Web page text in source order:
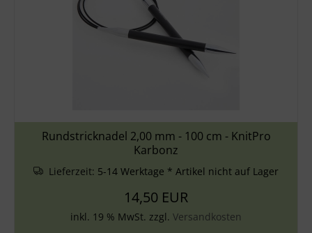
Rundstricknadel 2,00 mm - 100 cm - KnitPro
Karbonz
Lieferzeit: 5-14 Werktage * Artikel nicht auf Lager
14,50 EUR
inkl. 19 % MwSt. zzgl. Versandkosten